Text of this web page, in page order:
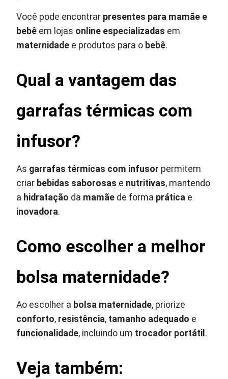
Você pode encontrar presentes para mamãe e
bebê em lojas online especializadas em
maternidade e produtos para o bebê.
Qual a vantagem das
garrafas térmicas com
infusor?
As garrafas térmicas com infusor permitem
criar bebidas saborosas e nutritivas, mantendo
a hidratação da mamãe de forma prática e
inovadora.
Como escolher a melhor
bolsa maternidade?
Ao escolher a bolsa maternidade, priorize
conforto, resistência, tamanho adequado e
funcionalidade, incluindo um trocador portátil .
Veja também: